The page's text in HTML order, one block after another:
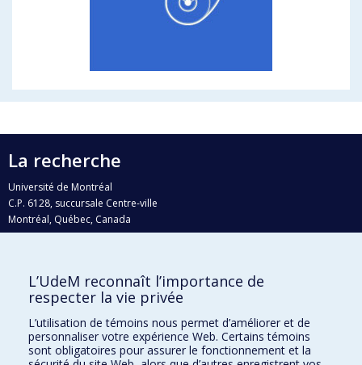
La recherche
Université de Montréal
C.P. 6128, succursale Centre-ville
Montréal, Québec, Canada
H3C 3J7
Qui fait quoi?
Nous trouver
Plan du site
L’UdeM reconnaît l’importance de
respecter la vie privée
L’utilisation de témoins nous permet d’améliorer et de
personnaliser votre expérience Web. Certains témoins
sont obligatoires pour assurer le fonctionnement et la